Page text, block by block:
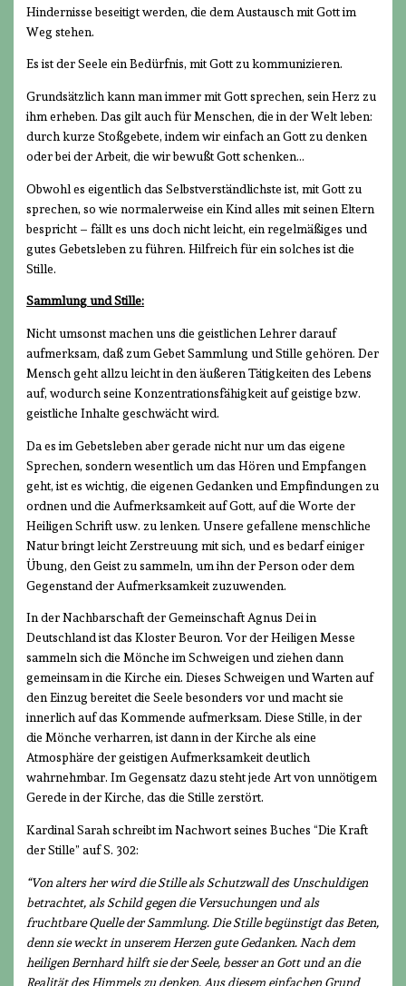
Hindernisse beseitigt werden, die dem Austausch mit Gott im
Weg stehen.
Es ist der Seele ein Bedürfnis, mit Gott zu kommunizieren.
Grundsätzlich kann man immer mit Gott sprechen, sein Herz zu
ihm erheben. Das gilt auch für Menschen, die in der Welt leben:
durch kurze Stoßgebete, indem wir einfach an Gott zu denken
oder bei der Arbeit, die wir bewußt Gott schenken…
Obwohl es eigentlich das Selbstverständlichste ist, mit Gott zu
sprechen, so wie normalerweise ein Kind alles mit seinen Eltern
bespricht – fällt es uns doch nicht leicht, ein regelmäßiges und
gutes Gebetsleben zu führen. Hilfreich für ein solches ist die
Stille.
Sammlung und Stille:
Nicht umsonst machen uns die geistlichen Lehrer darauf
aufmerksam, daß zum Gebet Sammlung und Stille gehören. Der
Mensch geht allzu leicht in den äußeren Tätigkeiten des Lebens
auf, wodurch seine Konzentrationsfähigkeit auf geistige bzw.
geistliche Inhalte geschwächt wird.
Da es im Gebetsleben aber gerade nicht nur um das eigene
Sprechen, sondern wesentlich um das Hören und Empfangen
geht, ist es wichtig, die eigenen Gedanken und Empfindungen zu
ordnen und die Aufmerksamkeit auf Gott, auf die Worte der
Heiligen Schrift usw. zu lenken. Unsere gefallene menschliche
Natur bringt leicht Zerstreuung mit sich, und es bedarf einiger
Übung, den Geist zu sammeln, um ihn der Person oder dem
Gegenstand der Aufmerksamkeit zuzuwenden.
In der Nachbarschaft der Gemeinschaft Agnus Dei in
Deutschland ist das Kloster Beuron. Vor der Heiligen Messe
sammeln sich die Mönche im Schweigen und ziehen dann
gemeinsam in die Kirche ein. Dieses Schweigen und Warten auf
den Einzug bereitet die Seele besonders vor und macht sie
innerlich auf das Kommende aufmerksam. Diese Stille, in der
die Mönche verharren, ist dann in der Kirche als eine
Atmosphäre der geistigen Aufmerksamkeit deutlich
wahrnehmbar. Im Gegensatz dazu steht jede Art von unnötigem
Gerede in der Kirche, das die Stille zerstört.
Kardinal Sarah schreibt im Nachwort seines Buches “Die Kraft
der Stille” auf S. 302:
“Von alters her wird die Stille als Schutzwall des Unschuldigen
betrachtet, als Schild gegen die Versuchungen und als
fruchtbare Quelle der Sammlung. Die Stille begünstigt das Beten,
denn sie weckt in unserem Herzen gute Gedanken. Nach dem
heiligen Bernhard hilft sie der Seele, besser an Gott und an die
Realität des Himmels zu denken. Aus diesem einfachen Grund